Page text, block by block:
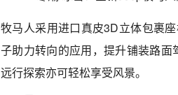
牧马人采用进口真皮3D立体包裹
子助力转向的应用，提升铺装路面
远行探索亦可轻松享受风景。